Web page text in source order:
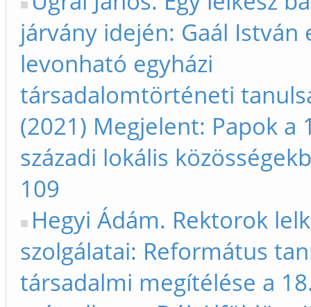
járvány idején: Gaál István
levonható egyházi
társadalomtörténeti
(2021) Megjelent: Papok a
századi lokális
109
Hegyi Ádám. Rektorok
szolgálatai: Református
társadalmi megítélése a